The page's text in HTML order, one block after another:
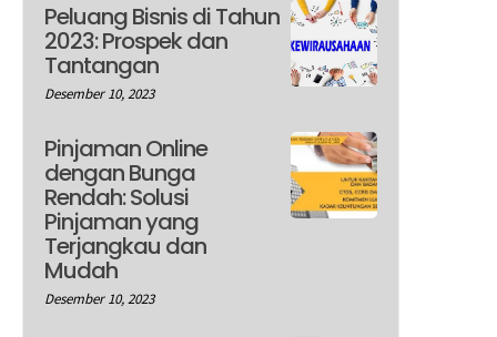
Peluang Bisnis di Tahun
2023: Prospek dan
Tantangan
Desember 10, 2023
Pinjaman Online
dengan Bunga
Rendah: Solusi
Pinjaman yang
Terjangkau dan
Mudah
Desember 10, 2023